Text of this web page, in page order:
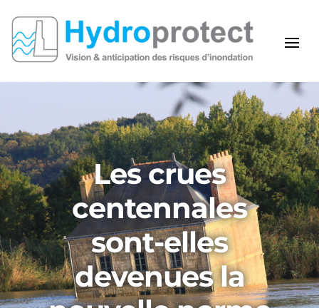
Les crues
centennales
sont-elles
devenues la